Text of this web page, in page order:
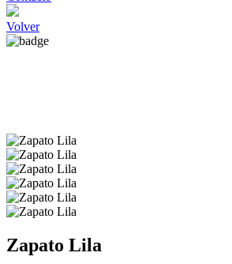
Volver
Zapato Lila